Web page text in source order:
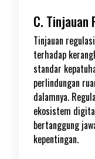
C. Tinjauan
Tinjauan
terhadap
standar
perlindungan
dalamnya.
ekosistem
bertanggung
kepentingan.